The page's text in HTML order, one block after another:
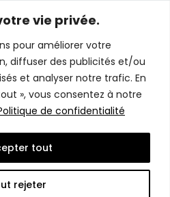
vie privée.
pour améliorer votre
diffuser des publicités et/ou
et analyser notre trafic. En
», vous consentez à notre
de confidentialité
rejeter
tout
confidentialité
Université de Hearst.
réservés.